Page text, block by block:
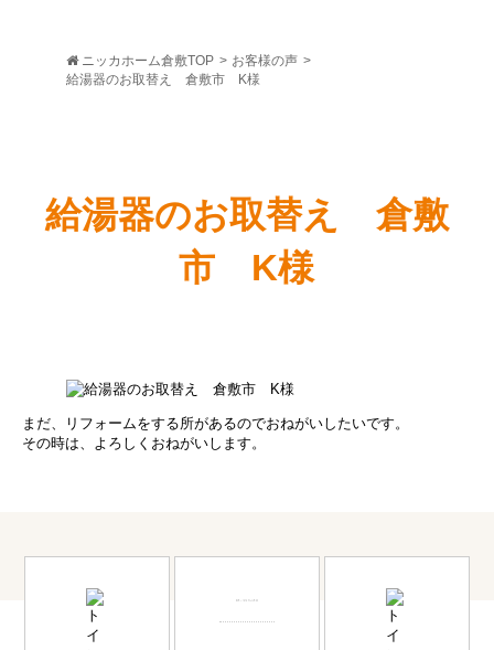
ニッカホーム倉敷TOP > お客様の声 >
給湯器のお取替え 倉敷市 K様
給湯器のお取替え 倉敷
市 K様
まだ、リフォームをする所があるのでおねがいしたいです。
その時は、よろしくおねがいします。